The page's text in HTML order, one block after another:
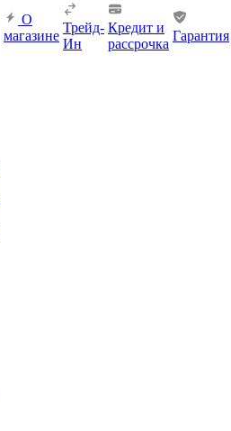
О
магазине
Трейд-
Ин
Кредит и
рассрочка
Гарантия